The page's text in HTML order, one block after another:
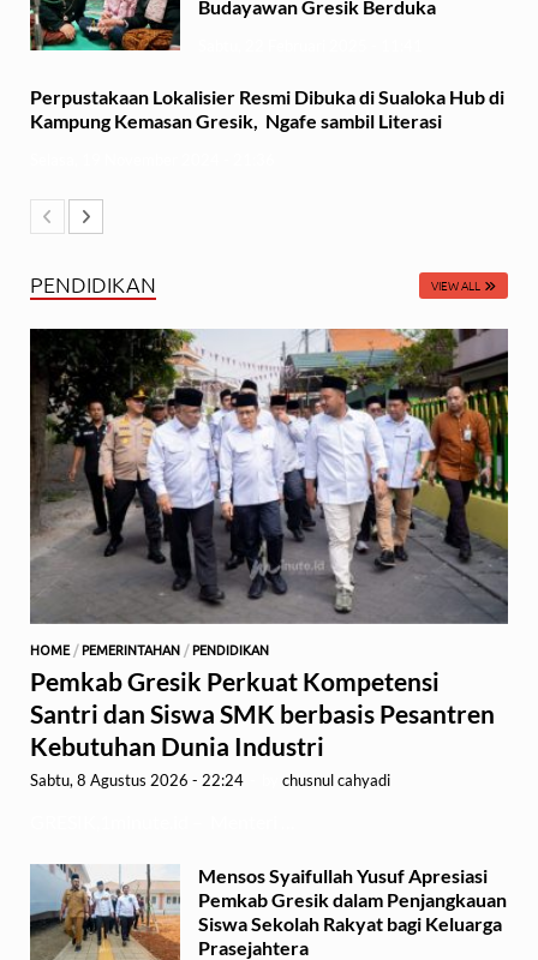
Budayawan Gresik Berduka
Perpustakaan Lokalisier Resmi Dibuka di Sualoka Hub di
Kampung Kemasan Gresik, Ngafe sambil Literasi
PENDIDIKAN VIEW ALL
HOME /PEMERINTAHAN /PENDIDIKAN
Pemkab Gresik Perkuat Kompetensi
Santri dan Siswa SMK berbasis Pesantren
Kebutuhan Dunia Industri
Sabtu, 8 Agustus 2026 - 22:24 chusnul cahyadi
Mensos Syaifullah Yusuf Apresiasi
Pemkab Gresik dalam Penjangkauan
Siswa Sekolah Rakyat bagi Keluarga
Prasejahtera